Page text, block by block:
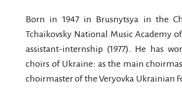
Born in 1947 in Brusnytsya in the
Tchaikovsky National Music Academy
assistant-internship (1977). He has
choirs of Ukraine: as the main
choirmaster of the Veryovka Ukrainian